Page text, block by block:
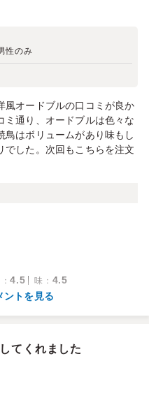
性のみ
風オードブルの口コミが良か
ミ通り、オードブルは色々な
はボリュームがあり味もし
でした。次回もこちらを注文
：4.5 味 ： 4.5
ントを見る
てくれました